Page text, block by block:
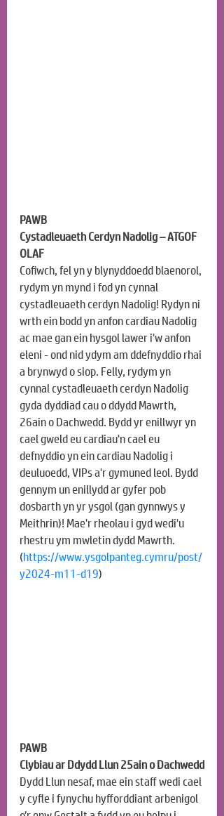
PAWB
Cystadleuaeth Cerdyn Nadolig – ATGOF
OLAF
Cofiwch, fel yn y blynyddoedd blaenorol,
rydym yn mynd i fod yn cynnal
cystadleuaeth cerdyn Nadolig! Rydyn ni
wrth ein bodd yn anfon cardiau Nadolig
ac mae gan ein hysgol lawer i'w anfon
eleni - ond nid ydym am ddefnyddio rhai
a brynwyd o siop. Felly, rydym yn
cynnal cystadleuaeth cerdyn Nadolig
gyda dyddiad cau o ddydd Mawrth,
26ain o Dachwedd. Bydd yr enillwyr yn
cael gweld eu cardiau'n cael eu
defnyddio yn ein cardiau Nadolig i
deuluoedd, VIPs a'r gymuned leol. Bydd
gennym un enillydd ar gyfer pob
dosbarth yn yr ysgol (gan gynnwys y
Meithrin)! Mae'r rheolau i gyd wedi'u
rhestru ym mwletin dydd Mawrth.
(https://www.ysgolpanteg.cymru/post/
y2024-m11-d19)
PAWB
Clybiau ar Ddydd Llun 25ain o Dachwedd
Dydd Llun nesaf, mae ein staff wedi cael
y cyfle i fynychu hyfforddiant arbenigol